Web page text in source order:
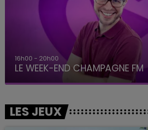
16h00 - 20h00
LE WEEK-END CHAMPAGNE FM
LES JEUX